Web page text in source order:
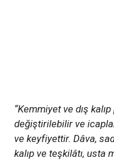
“Kemmiyet ve dış
değiştirilebilir ve
ve keyfiyettir. Dâva,
kalıp ve teşkilâtı, usta